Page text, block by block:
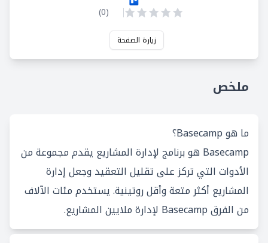
(
0
)
زيارة الصفحة
ملخص
ما هو Basecamp؟
Basecamp هو برنامج لإدارة المشاريع يقدم مجموعة من
الأدوات التي تركز على تقليل التعقيد وجعل إدارة
المشاريع أكثر متعة وأقل روتينية. يستخدم مئات الآلاف
من الفرق Basecamp لإدارة ملايين المشاريع.